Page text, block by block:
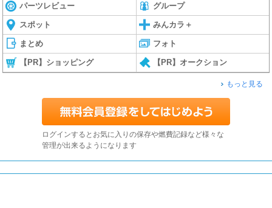
パーツレビュー グループ
スポット みんカラ＋
まとめ フォト
【PR】ショッピング 【PR】オークション
もっと見る
ログインするとお気に入りの保存や燃費記録など様々な
管理が出来るようになります